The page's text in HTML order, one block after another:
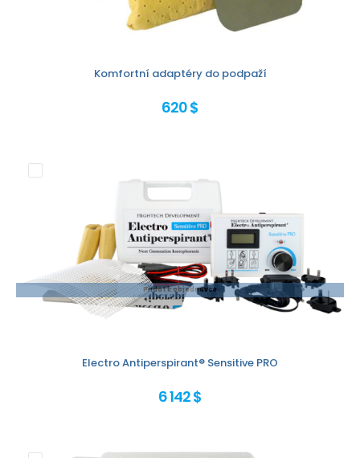
Komfortní adaptéry do podpaží
620 $
Přidat k objednávce
Electro Antiperspirant® Sensitive PRO
6 142 $